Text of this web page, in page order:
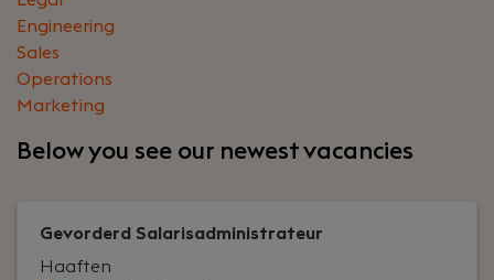
Engineering
Sales
Operations
Marketing
Below you see our newest vacancies
Gevorderd Salarisadministrateur
Haaften